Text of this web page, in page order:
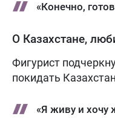
«Конечно,
О Казахстане,
Фигурист
покидать
«Я живу и хочу